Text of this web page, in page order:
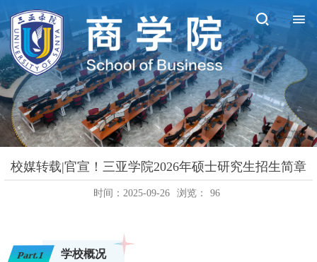
校媒转载|官宣！三亚学院2026年硕士研究生招生简章
时间：2025-09-26 浏览： 96
Part.1 学校概况